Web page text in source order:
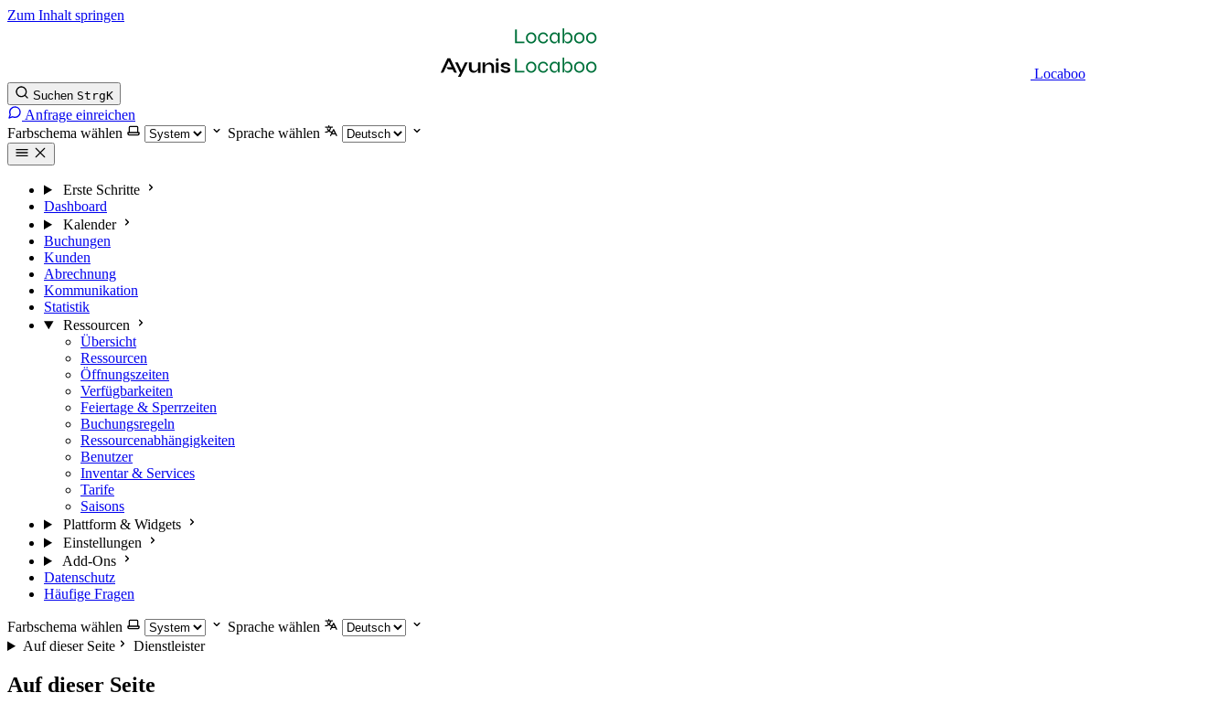
Zum Inhalt springen
Locaboo
Suchen StrgK
Anfrage einreichen
Farbschema wählen
Sprache wählen
Erste Schritte
Dashboard
Kalender
Buchungen
Kunden
Abrechnung
Kommunikation
Statistik
Ressourcen
Übersicht
Ressourcen
Öffnungszeiten
Verfügbarkeiten
Feiertage & Sperrzeiten
Buchungsregeln
Ressourcenabhängigkeiten
Benutzer
Inventar & Services
Tarife
Saisons
Plattform & Widgets
Einstellungen
Add-Ons
Datenschutz
Häufige Fragen
Farbschema wählen
Sprache wählen
Auf dieser Seite
Dienstleister
Auf dieser Seite